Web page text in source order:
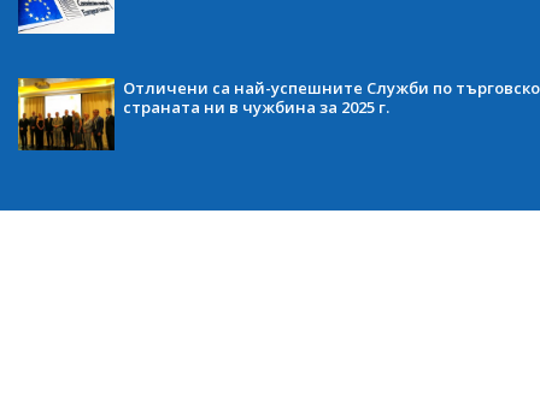
Отличени са най-успешните Служби по
страната ни в чужбина за 2025 г.